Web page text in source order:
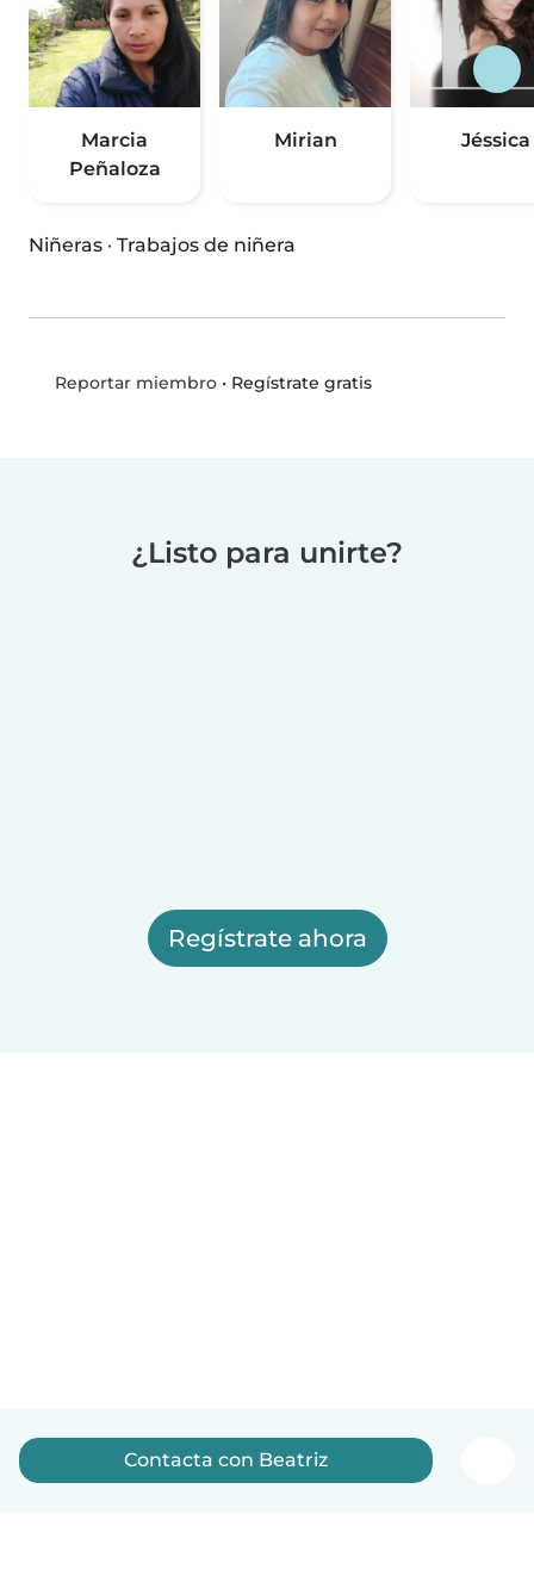
Marcia
Peñaloza
Mirian Jéssica
Niñeras · Trabajos de niñera
Reportar miembro• Regístrate gratis
¿Listo para unirte?
Regístrate ahora
Contacta con Beatriz